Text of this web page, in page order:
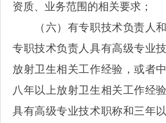
资质、业务范围的相关要求；
（六）有专职技术负责人和
专职技术负责人具有高级专业
放射卫生相关工作经验，或者
八年以上放射卫生相关工作经
具有高级专业技术职称和三年